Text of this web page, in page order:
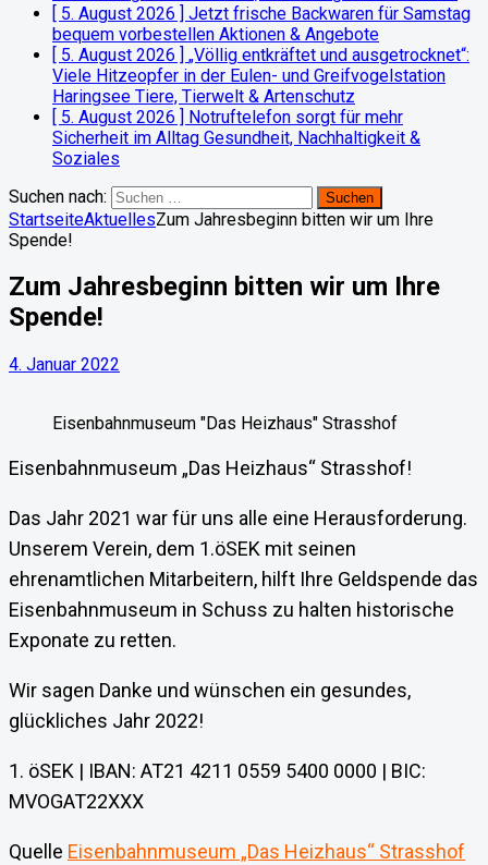
[ 5. August 2026 ] Jetzt frische Backwaren für Samstag
bequem vorbestellen Aktionen & Angebote
[ 5. August 2026 ] „Völlig entkräftet und ausgetrocknet“:
Viele Hitzeopfer in der Eulen- und Greifvogelstation
Haringsee Tiere, Tierwelt & Artenschutz
[ 5. August 2026 ] Notruftelefon sorgt für mehr
Sicherheit im Alltag Gesundheit, Nachhaltigkeit &
Soziales
Suchen nach:
StartseiteAktuellesZum Jahresbeginn bitten wir um Ihre
Spende!
Zum Jahresbeginn bitten wir um Ihre
Spende!
4. Januar 2022
Eisenbahnmuseum "Das Heizhaus" Strasshof
Eisenbahnmuseum „Das Heizhaus“ Strasshof!
Das Jahr 2021 war für uns alle eine Herausforderung.
Unserem Verein, dem 1.öSEK mit seinen
ehrenamtlichen Mitarbeitern, hilft Ihre Geldspende das
Eisenbahnmuseum in Schuss zu halten historische
Exponate zu retten.
Wir sagen Danke und wünschen ein gesundes,
glückliches Jahr 2022!
1. öSEK | IBAN: AT21 4211 0559 5400 0000 | BIC:
MVOGAT22XXX
Quelle Eisenbahnmuseum „Das Heizhaus“ Strasshof